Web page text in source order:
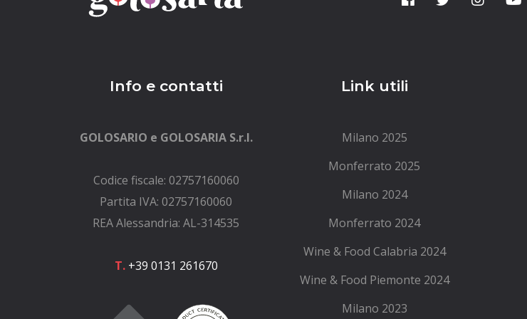
Info e contatti
GOLOSARIO e GOLOSARIA S.r.l.
Codice fiscale: 02757160060
Partita IVA: 02757160060
REA Alessandria: AL-314535
T.+39 0131 261670
Link utili
Milano 2025
Monferrato 2025
Milano 2024
Monferrato 2024
Wine & Food Calabria 2024
Wine & Food Piemonte 2024
Milano 2023